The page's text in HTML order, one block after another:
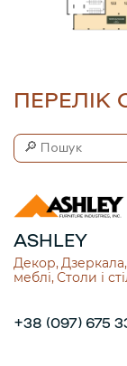
ПЕРЕЛІК
ASHLEY
Декор Дзеркала
меблі Столи і
+38 (097) 675